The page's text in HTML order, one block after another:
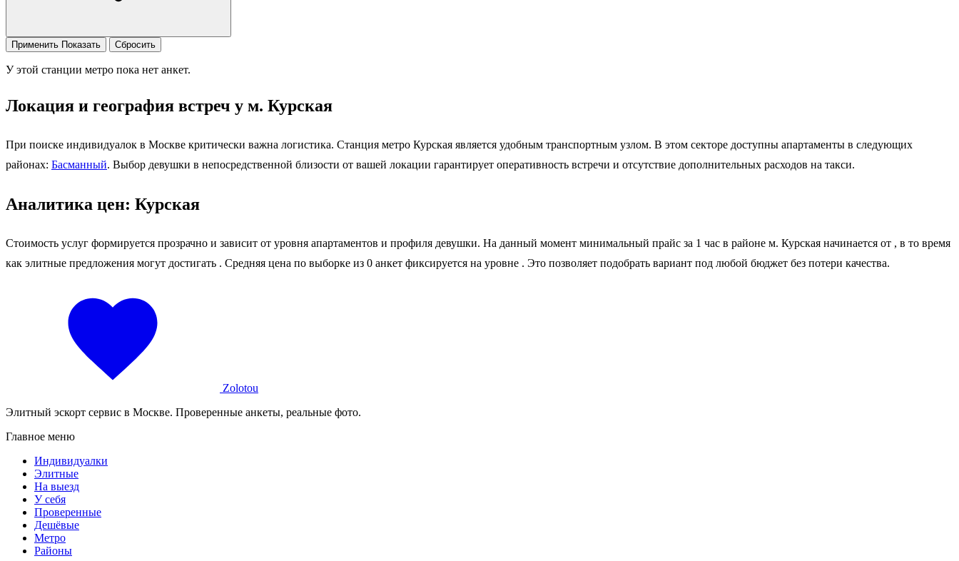
Применить Показать Сбросить
У этой станции метро пока нет анкет.
Локация и география встреч у м. Курская
При поиске индивидуалок в Москве критически важна логистика. Станция метро Курская является удобным транспортным узлом. В этом секторе доступны апартаменты в следующих
районах: Басманный. Выбор девушки в непосредственной близости от вашей локации гарантирует оперативность встречи и отсутствие дополнительных расходов на такси.
Аналитика цен: Курская
Стоимость услуг формируется прозрачно и зависит от уровня апартаментов и профиля девушки. На данный момент минимальный прайс за 1 час в районе м. Курская начинается от , в то время
как элитные предложения могут достигать . Средняя цена по выборке из 0 анкет фиксируется на уровне . Это позволяет подобрать вариант под любой бюджет без потери качества.
Zolotou
Элитный эскорт сервис в Москве. Проверенные анкеты, реальные фото.
Главное меню
Индивидуалки
Элитные
На выезд
У себя
Проверенные
Дешёвые
Метро
Районы